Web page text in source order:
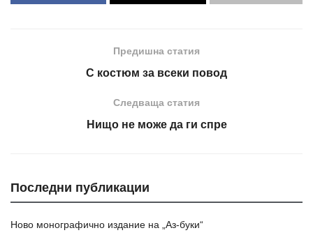
Предишна статия
С костюм за всеки повод
Следваща статия
Нищо не може да ги спре
Последни публикации
Ново монографично издание на „Аз-буки“